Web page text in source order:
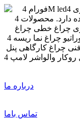
درباره ما
تماس باما